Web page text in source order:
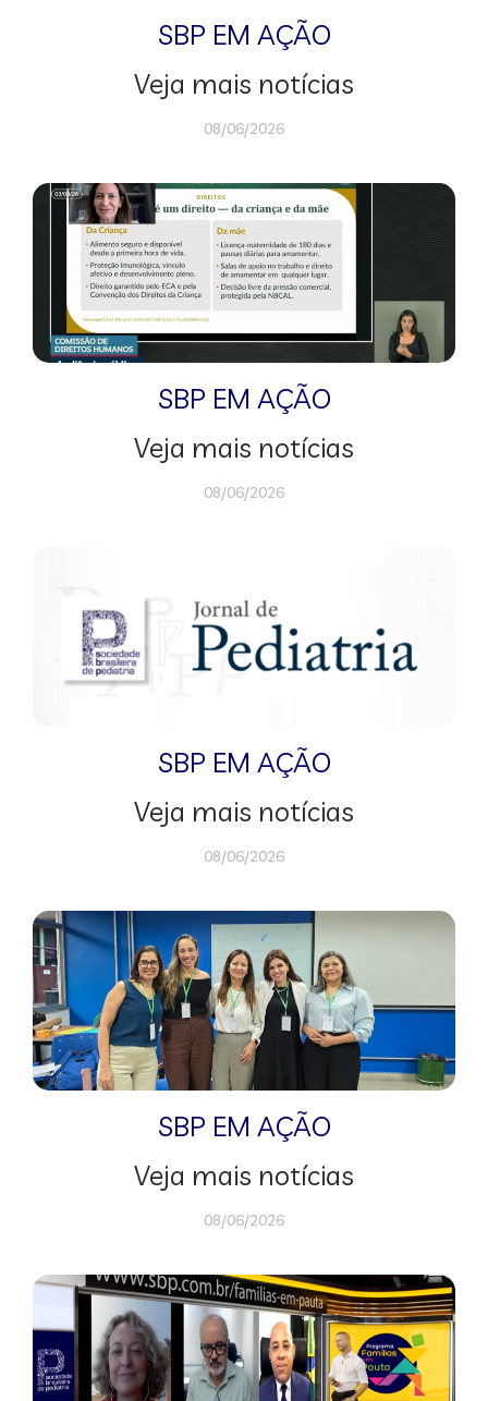
SBP EM AÇÃO
Veja mais notícias
08/06/2026
SBP EM AÇÃO
Veja mais notícias
08/06/2026
SBP EM AÇÃO
Veja mais notícias
08/06/2026
SBP EM AÇÃO
Veja mais notícias
08/06/2026